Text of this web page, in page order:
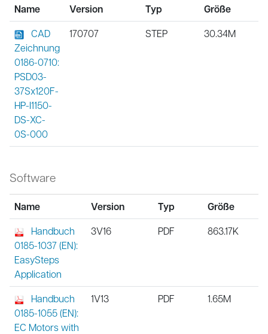
Name Version Typ Größe
CAD
Zeichnung
0186-0710:
PSD03-
37Sx120F-
HP-I1150-
DS-XC-
0S-000
170707 STEP 30.34M
Software
Name Version Typ Größe
Handbuch
0185-1037 (EN):
EasySteps
Application
3V16 PDF 863.17K
Handbuch
0185-1055 (EN):
EC Motors with
1V13 PDF 1.65M